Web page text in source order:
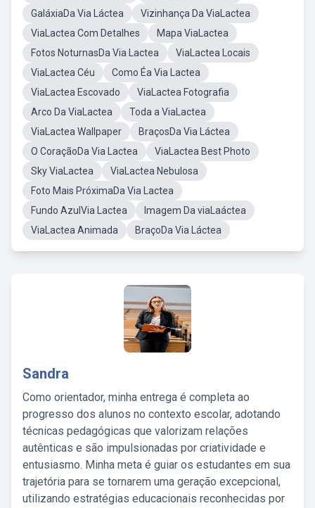
GaláxiaDa Via Láctea
Vizinhança Da ViaLactea
ViaLactea Com Detalhes
Mapa ViaLactea
Fotos NoturnasDa Via Lactea
ViaLactea Locais
ViaLactea Céu
Como Éa Via Lactea
ViaLactea Escovado
ViaLactea Fotografia
Arco Da ViaLactea
Toda a ViaLactea
ViaLactea Wallpaper
BraçosDa Via Láctea
O CoraçãoDa Via Lactea
ViaLactea Best Photo
Sky ViaLactea
ViaLactea Nebulosa
Foto Mais PróximaDa Via Lactea
Fundo AzulVia Lactea
Imagem Da viaLaáctea
ViaLactea Animada
BraçoDa Via Láctea
Sandra
Como orientador, minha entrega é completa ao
progresso dos alunos no contexto escolar, adotando
técnicas pedagógicas que valorizam relações
autênticas e são impulsionadas por criatividade e
entusiasmo. Minha meta é guiar os estudantes em sua
trajetória para se tornarem uma geração excepcional,
utilizando estratégias educacionais reconhecidas por